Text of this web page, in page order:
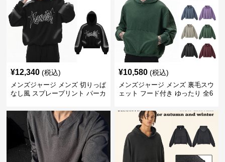
¥12,340 (税込)
メンズジャージ メンズ 切りっぱ
なし風 スプレープリント パーカ
¥10,580 (税込)
メンズジャージ メンズ 裏毛スウ
ェット フード付き ゆったり 全6